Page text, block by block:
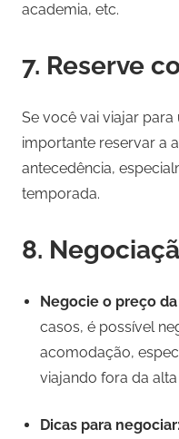
academia, etc.
7. Reserve
Se você vai viajar
importante reservar a
antecedência,
temporada.
8.
Negocie o preço
casos, é possível
acomodação,
viajando fora da
Dicas para negociar: